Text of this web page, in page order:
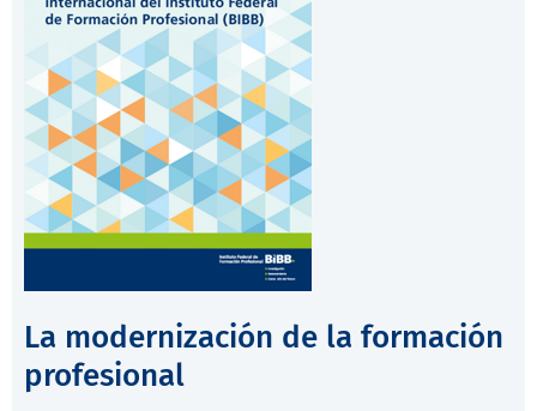
La modernización de la formación
profesional